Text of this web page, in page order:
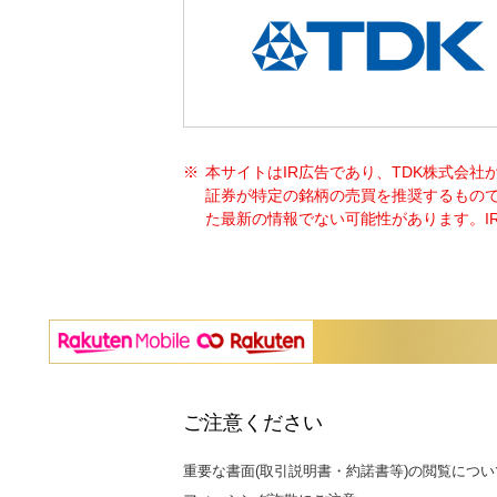
本サイトはIR広告であり、TDK株式会社
証券が特定の銘柄の売買を推奨するもの
た最新の情報でない可能性があります。
ご注意ください
重要な書面(取引説明書・約諾書等)の閲覧につ